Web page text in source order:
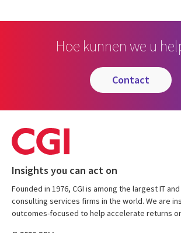
Hoe kunnen we u
contact
Insights you can act on
Founded in 1976, CGI is among the largest IT
consulting services firms in the world. We are
outcomes-focused to help accelerate returns